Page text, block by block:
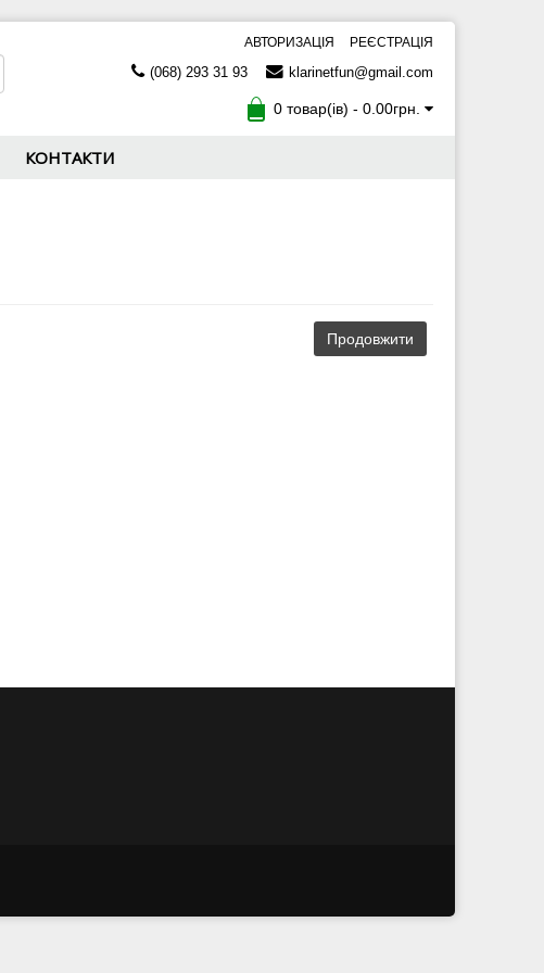
АВТОРИЗАЦІЯ РЕЄСТРАЦІЯ
(068) 293 31 93 klarinetfun@gmail.com
0 товар(ів) - 0.00грн.
КОНТАКТИ
Продовжити